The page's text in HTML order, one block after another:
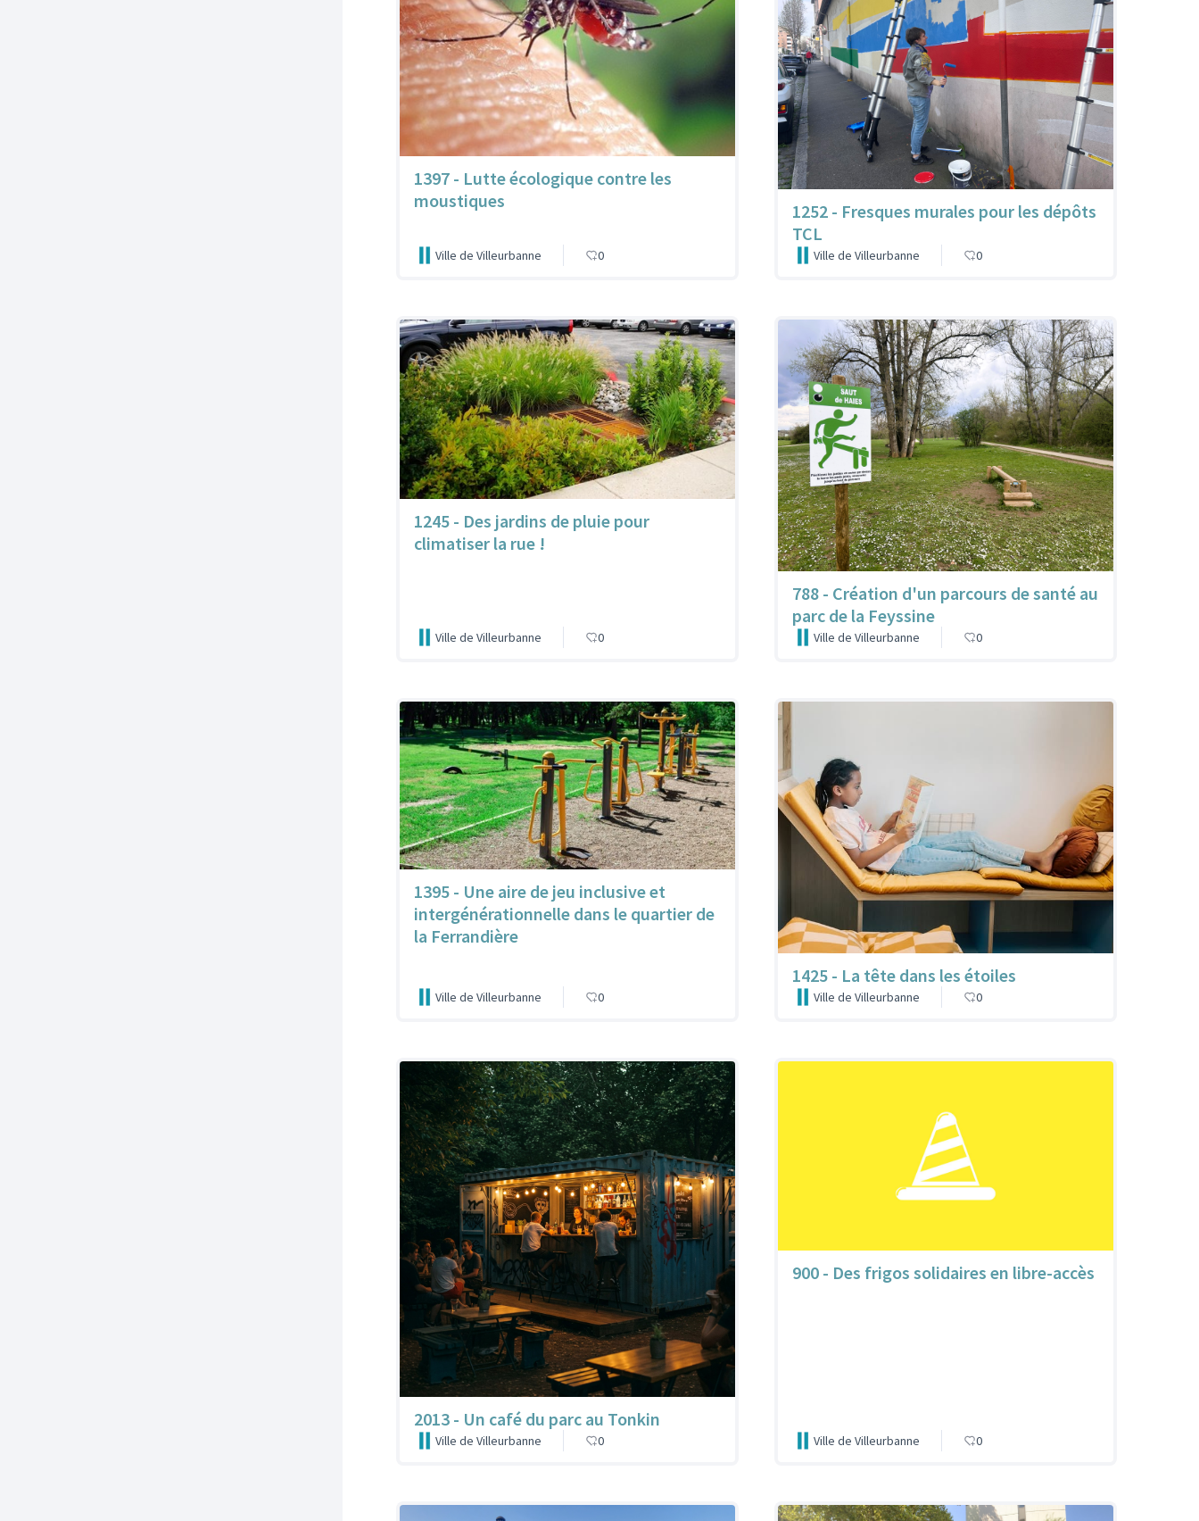
1397 - Lutte écologique contre les
moustiques
Ville de Villeurbanne 0
1252 - Fresques murales pour les dépôts
TCL
Ville de Villeurbanne 0
1245 - Des jardins de pluie pour
climatiser la rue !
Ville de Villeurbanne 0
788 - Création d'un parcours de santé au
parc de la Feyssine
Ville de Villeurbanne 0
1395 - Une aire de jeu inclusive et
intergénérationnelle dans le quartier de
la Ferrandière
Ville de Villeurbanne 0
1425 - La tête dans les étoiles
Ville de Villeurbanne 0
2013 - Un café du parc au Tonkin
Ville de Villeurbanne 0
900 - Des frigos solidaires en libre-accès
Ville de Villeurbanne 0